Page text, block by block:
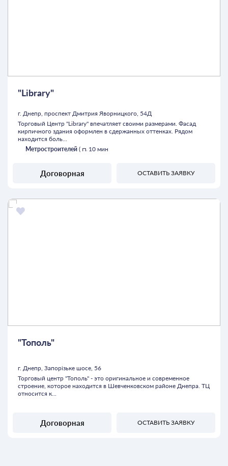
"Library"
г. Днепр, проспект Дмитрия Яворницкого, 54Д
Торговый Центр "Library" впечатляет своими размерами. Фасад
кирпичного здания оформлен в сдержанных оттенках. Рядом
находится боль...
Метростроителей ( 10 мин
Договорная ОСТАВИТЬ ЗАЯВКУ
"Тополь"
г. Днепр, Запорізьке шосе, 56
Торговый центр "Тополь" - это оригинальное и современное
строение, которое находится в Шевченковском районе Днепра. ТЦ
относится к...
Договорная ОСТАВИТЬ ЗАЯВКУ